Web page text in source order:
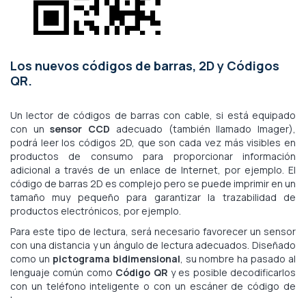
Los nuevos códigos de barras, 2D y Códigos
QR.
Un lector de códigos de barras con cable, si está equipado
con unsensor CCD adecuado (también llamado Imager),
podrá leer los códigos 2D, que son cada vez más visibles en
productos de consumo para proporcionar información
adicional a través de un enlace de Internet, por ejemplo. El
código de barras 2D es complejo pero se puede imprimir en un
tamaño muy pequeño para garantizar la trazabilidad de
productos electrónicos, por ejemplo.
Para este tipo de lectura, será necesario favorecer un sensor
con una distancia y un ángulo de lectura adecuados. Diseñado
como un pictograma bidimensional, su nombre ha pasado al
lenguaje común como Código QR y es posible decodificarlos
con un teléfono inteligente o con un escáner de código de